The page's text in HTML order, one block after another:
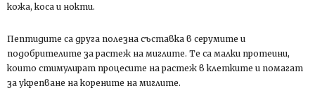
кожа, коса и нокти.
Пептидите са друга полезна съставка в серумите и
подобрителите за растеж на миглите. Те са малки протеини,
които стимулират процесите на растеж в клетките и помагат
за укрепване на корените на миглите.